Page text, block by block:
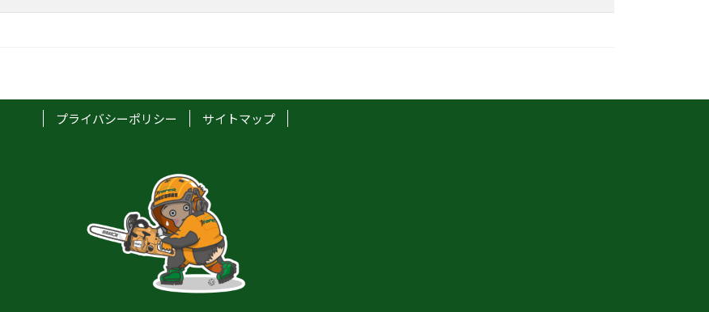
プライバシーポリシー サイトマップ